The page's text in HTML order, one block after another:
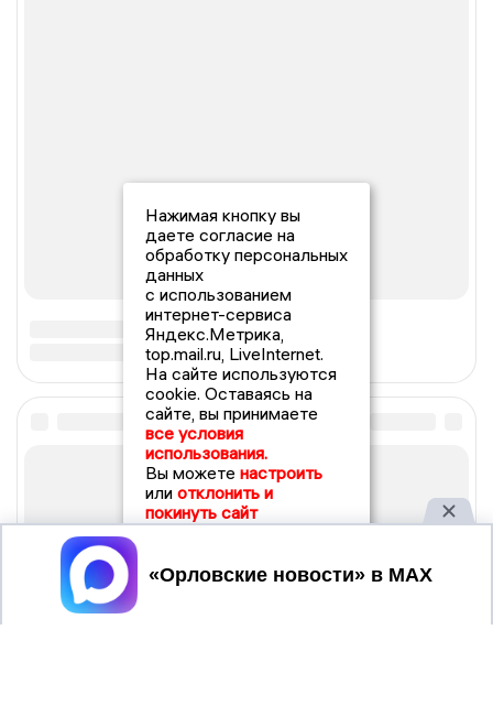
Нажимая кнопку вы
даете согласие на
обработку персональных
данных
с использованием
интернет-сервиса
Яндекс.Метрика,
top.mail.ru, LiveInternet.
На сайте используются
cookie. Оставаясь на
сайте, вы принимаете
все условия
использования.
Вы можете настроить
или отклонить и
покинуть сайт
Принять